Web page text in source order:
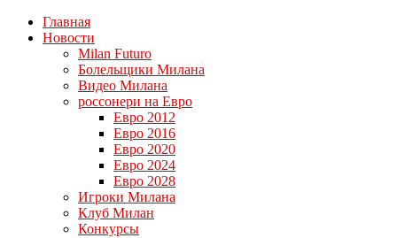
Главная
Новости
Milan Futuro
Болельщики Милана
Видео Милана
россонери на Евро
Евро 2012
Евро 2016
Евро 2020
Евро 2024
Евро 2028
Игроки Милана
Клуб Милан
Конкурсы